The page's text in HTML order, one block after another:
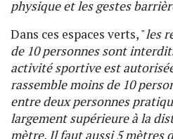
physique et les gestes
Dans ces espaces verts, "les
de 10 personnes sont
activité sportive est
rassemble moins de 10
entre deux personnes
largement supérieure à la
mètre. Il faut aussi 5 mètres